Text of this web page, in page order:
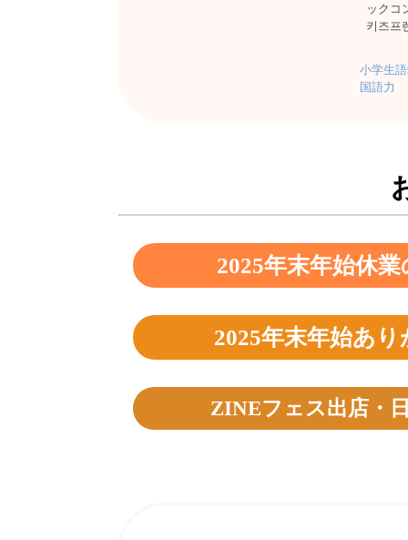
ックコ
키즈프
小学生
国語力
2025年末年
2025年末年始あ
ZINEフェス